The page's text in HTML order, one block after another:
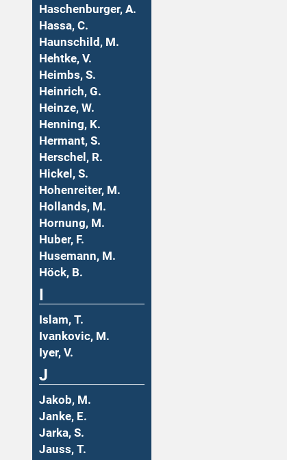
Haschenburger, A.
Hassa, C.
Haunschild, M.
Hehtke, V.
Heimbs, S.
Heinrich, G.
Heinze, W.
Henning, K.
Hermant, S.
Herschel, R.
Hickel, S.
Hohenreiter, M.
Hollands, M.
Hornung, M.
Huber, F.
Husemann, M.
Höck, B.
Islam, T.
Ivankovic, M.
Iyer, V.
J
Jakob, M.
Janke, E.
Jarka, S.
Jauss, T.